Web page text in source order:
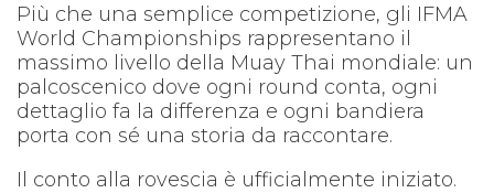
Più che una semplice competizione, gli IFMA
World Championships rappresentano il
massimo livello della Muay Thai mondiale: un
palcoscenico dove ogni round conta, ogni
dettaglio fa la differenza e ogni bandiera
porta con sé una storia da raccontare.
Il conto alla rovescia è ufficialmente iniziato.